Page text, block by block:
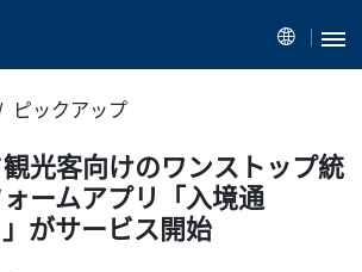
ピックアップ
光客向けのワンストップ統
ームアプリ「入境通
」がサービス開始